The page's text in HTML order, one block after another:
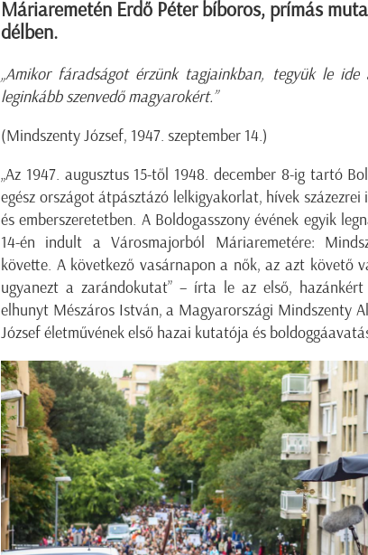
Máriaremetén Erdő Péter bíboros, prímás
délben.
„Amikor fáradságot érzünk tagjainkban, tegyük le
leginkább szenvedő magyarokért.”
(Mindszenty József, 1947. szeptember 14.)
„Az 1947. augusztus 15-től 1948. december 8-ig tartó
egész országot átpásztázó lelkigyakorlat, hívek
és emberszeretetben. A Boldogasszony évének egyik
14-én indult a Városmajorból Máriaremetére:
követte. A következő vasárnapon a nők, az azt követő
ugyanezt a zarándokutat” – írta le az első,
elhunyt Mészáros István, a Magyarországi Mindszenty
József életművének első hazai kutatója és